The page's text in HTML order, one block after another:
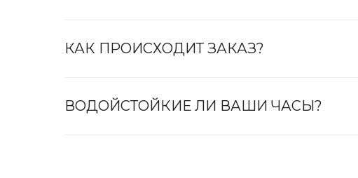
КАК ПРОИСХОДИТ ЗАКАЗ?
ВОДОЙСТОЙКИЕ ЛИ ВАШИ ЧАСЫ?